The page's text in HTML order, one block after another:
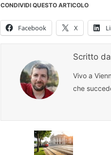
CONDIVIDI QUESTO ARTICOLO
Facebook X
Scritto da
Vivo a
che